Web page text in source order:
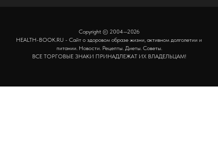
Copyright © 2004—2026
HEALTH-BOOK.RU - Сайт о здоровом образе жизни, активном долголетии и
питании. Новости. Рецепты. Диеты. Советы.
ВСЕ ТОРГОВЫЕ ЗНАКИ ПРИНАДЛЕЖАТ ИХ ВЛАДЕЛЬЦАМ!